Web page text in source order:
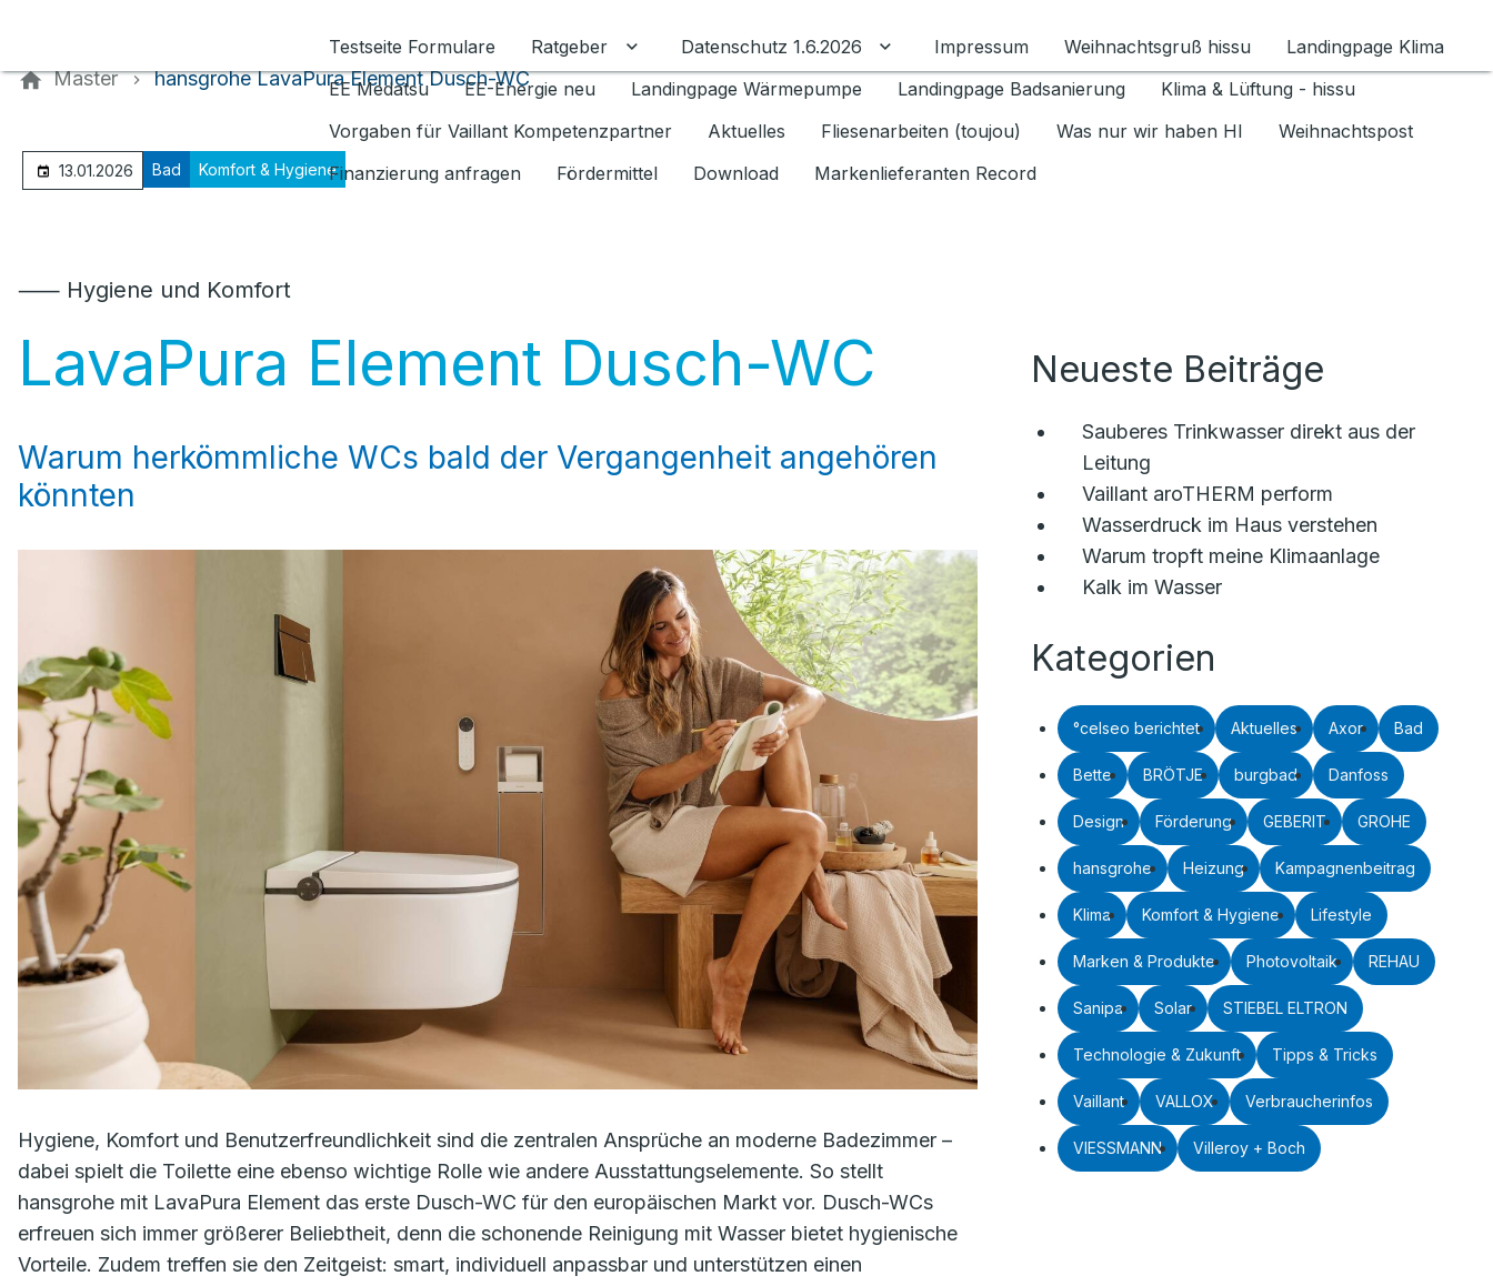
Testseite Formulare
Ratgeber Untermenü für Ratgeber umschalten
Datenschutz 1.6.2026 Untermenü für Datenschutz 1.6.2026 umschalten
Impressum Weihnachtsgruß hissu
Landingpage Klima
EE Medatsu
EE-Energie neu Landingpage Wärmepumpe Landingpage Badsanierung
Klima & Lüftung - hissu
Vorgaben für Vaillant Kompetenzpartner
Aktuelles Fliesenarbeiten (toujou) Was nur wir haben HI
Weihnachtspost
Finanzierung anfragen
Fördermittel Download Markenlieferanten Record
Master hansgrohe LavaPura Element Dusch-WC
13.01.2026 Bad Komfort & Hygiene
⸺ Hygiene und Komfort
LavaPura Element Dusch-WC
Warum herkömmliche WCs bald der Vergangenheit angehören
könnten
Hygiene, Komfort und Benutzerfreundlichkeit sind die zentralen Ansprüche an moderne Badezimmer –
dabei spielt die Toilette eine ebenso wichtige Rolle wie andere Ausstattungselemente. So stellt
hansgrohe mit LavaPura Element das erste Dusch-WC für den europäischen Markt vor. Dusch-WCs
erfreuen sich immer größerer Beliebtheit, denn die schonende Reinigung mit Wasser bietet hygienische
Vorteile. Zudem treffen sie den Zeitgeist: smart, individuell anpassbar und unterstützen einen
Neueste Beiträge
Sauberes Trinkwasser direkt aus der
Leitung
Vaillant aroTHERM perform
Wasserdruck im Haus verstehen
Warum tropft meine Klimaanlage
Kalk im Wasser
Kategorien
°celseo berichtet Aktuelles Axor Bad
Bette BRÖTJE burgbad Danfoss
Design Förderung GEBERIT GROHE
hansgrohe Heizung Kampagnenbeitrag
Klima Komfort & Hygiene Lifestyle
Marken & Produkte Photovoltaik REHAU
Sanipa Solar STIEBEL ELTRON
Technologie & Zukunft Tipps & Tricks
Vaillant VALLOX Verbraucherinfos
VIESSMANN Villeroy + Boch